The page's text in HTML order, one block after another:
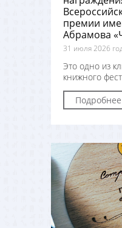
премии
Абрамова
31 июля 2026
Это одно из
книжного
Подробнее